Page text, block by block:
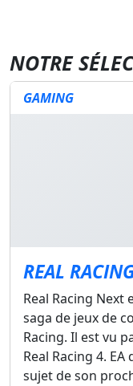
NOTRE
GAMING
REAL
Real Racing
saga de jeux de
Racing. Il est vu
Real Racing 4.
sujet de son